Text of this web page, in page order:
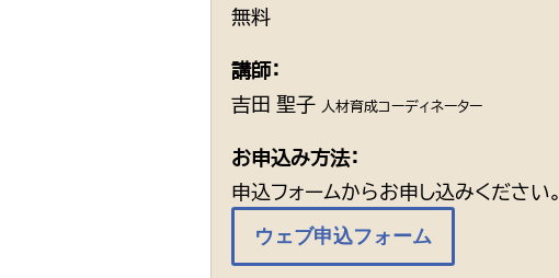
無料
講師：
吉田 聖子 人材育成コーディネーター
お申込み方法：
申込フォームからお申し込みください。
ウェブ申込フォーム